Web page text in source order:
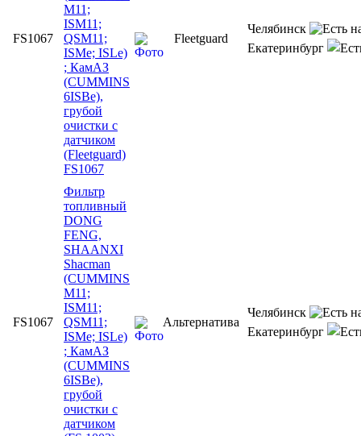
FS1067
M11;
ISM11;
QSM11;
ISMe; ISLe)
; КамАЗ
(CUMMINS
6ISBe),
грубой
очистки с
датчиком
(Fleetguard)
FS1067
Fleetguard
Челябинск
Екатеринбург
FS1067
Фильтр
топливный
DONG
FENG,
SHAANXI
Shacman
(CUMMINS
M11;
ISM11;
QSM11;
ISMe; ISLe)
; КамАЗ
(CUMMINS
6ISBe),
грубой
очистки с
датчиком
Альтернатива
Челябинск
Екатеринбург